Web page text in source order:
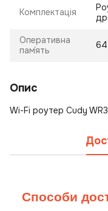
Комплектація
Оперативна
пам`ять
64
Опис
Wi-Fi роутер Cudy
Способи